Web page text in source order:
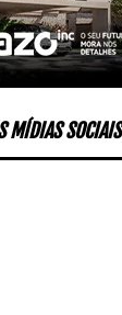
MÍDIAS SOCIAIS